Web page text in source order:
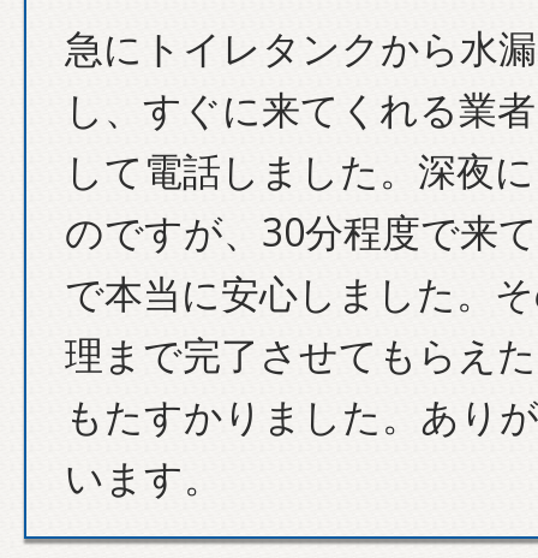
急にトイレタンクから水
し、すぐに来てくれる業
して電話しました。深夜
のですが、30分程度で来
で本当に安心しました。
理まで完了させてもらえ
もたすかりました。あり
います。